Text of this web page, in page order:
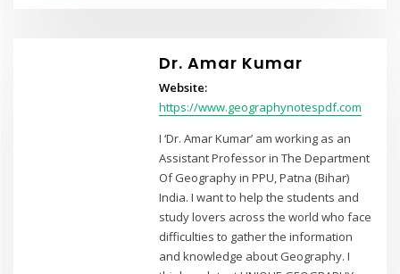
Dr. Amar Kumar
Website:
https://www.geographynotespdf.com
I ‘Dr. Amar Kumar’ am working as an
Assistant Professor in The Department
Of Geography in PPU, Patna (Bihar)
India. I want to help the students and
study lovers across the world who face
difficulties to gather the information
and knowledge about Geography. I